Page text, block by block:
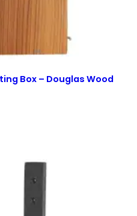
Box – Douglas Wood